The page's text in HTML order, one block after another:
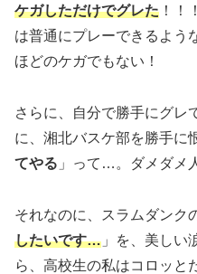
ケガしただけでグレた ！！
は普通にプレーできるよう
ほどのケガでもない！
さらに、自分で勝手にグレ
に、湘北バスケ部を勝手に
てやる 」って…。ダメダメ
それなのに、スラムダンク
したいです… 」を、美しい
ら、高校生の私はコロッと